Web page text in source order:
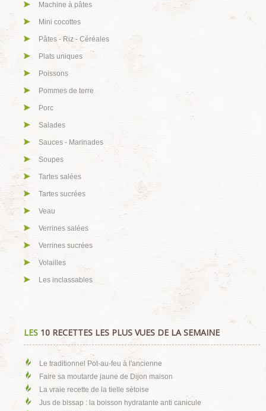
Machine à pâtes
Mini cocottes
Pâtes - Riz - Céréales
Plats uniques
Poissons
Pommes de terre
Porc
Salades
Sauces - Marinades
Soupes
Tartes salées
Tartes sucrées
Veau
Verrines salées
Verrines sucrées
Volailles
Les inclassables
LES 10 RECETTES LES PLUS VUES DE LA SEMAINE
Le traditionnel Pot-au-feu à l'ancienne
Faire sa moutarde jaune de Dijon maison
La vraie recette de la tielle sètoise
Jus de bissap : la boisson hydratante anti canicule